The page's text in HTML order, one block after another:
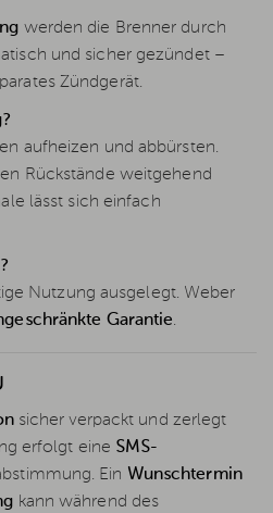
werden die Brenner durch
und sicher gezündet –
Zündgerät.
aufheizen und abbürsten.
Rückstände weitgehend
lässt sich einfach
Nutzung ausgelegt. Weber
Garantie.
sicher verpackt und zerlegt
erfolgt eine SMS-
Ein Wunschtermin
kann während des